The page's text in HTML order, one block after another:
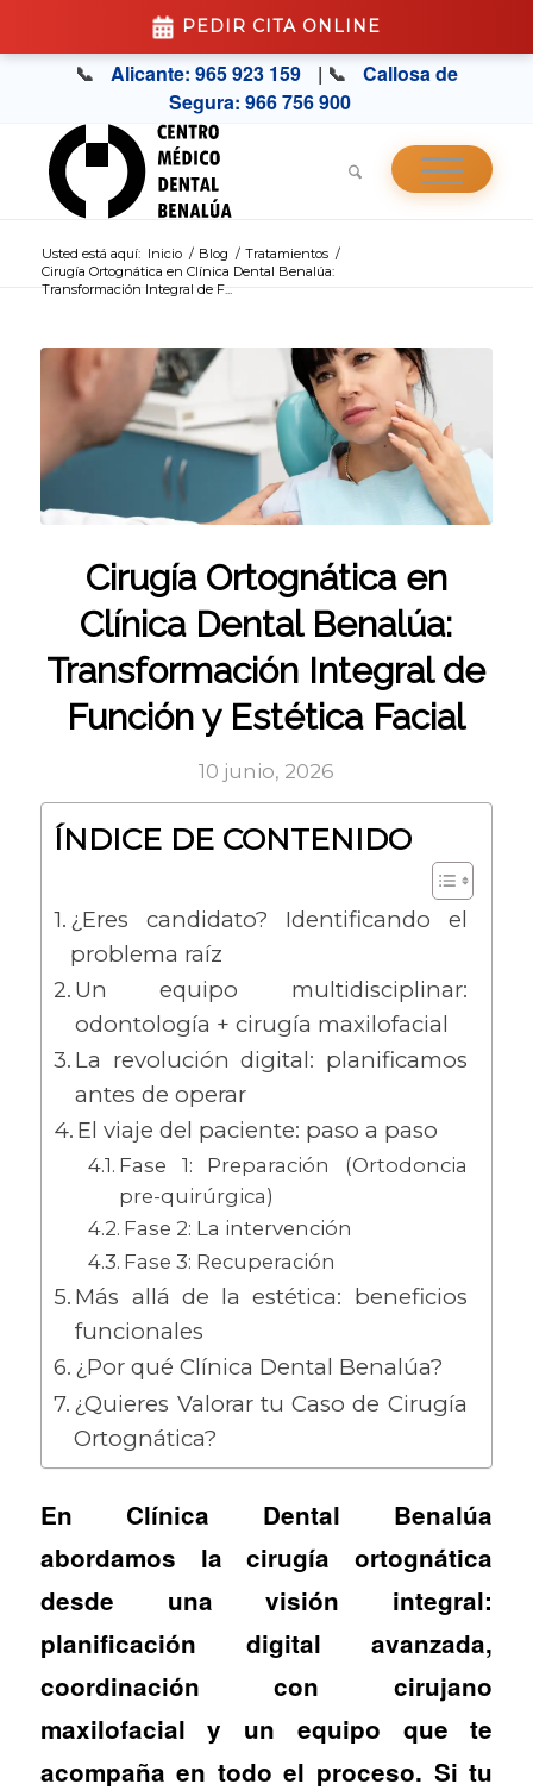
📞 Alicante: 965 923 159 | 📞
Callosa de
Segura: 966 756 900
Usted está aquí: Inicio / Blog / Tratamientos /
Cirugía Ortognática en Clínica Dental Benalúa:
Transformación Integral de F...
Cirugía Ortognática en
Clínica Dental Benalúa:
Transformación Integral de
Función y Estética Facial
10 junio, 2026
ÍNDICE DE CONTENIDO
¿Eres candidato? Identificando el
problema raíz
Un equipo multidisciplinar:
odontología + cirugía maxilofacial
La revolución digital: planificamos
antes de operar
El viaje del paciente: paso a paso
Fase 1: Preparación (Ortodoncia
pre-quirúrgica)
Fase 2: La intervención
Fase 3: Recuperación
Más allá de la estética: beneficios
funcionales
¿Por qué Clínica Dental Benalúa?
¿Quieres Valorar tu Caso de Cirugía
Ortognática?
En Clínica Dental Benalúa
abordamos la cirugía ortognática
desde una visión integral:
planificación digital avanzada,
coordinación con cirujano
maxilofacial y un equipo que te
acompaña en todo el proceso. Si tu
PEDIR CITA ONLINE